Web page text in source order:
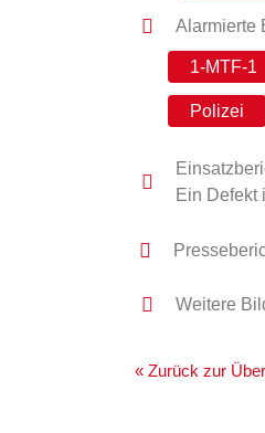
Alarmierte
1-MTF-1
Polizei
Ein Defekt
Weitere
« Zurück zur